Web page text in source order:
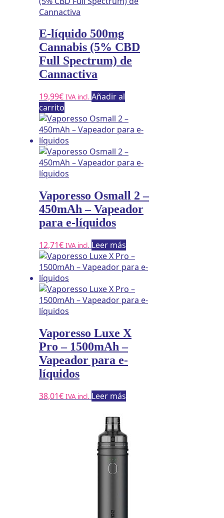
E-líquido 500mg
Cannabis (5% CBD
Full Spectrum) de
Cannactiva
19,99€ IVA incl. Añadir al
carrito
Vaporesso Osmall 2 –
450mAh – Vapeador
para e-líquidos
12,71€ IVA incl. Leer más
Vaporesso Luxe X
Pro – 1500mAh –
Vapeador para e-
líquidos
38,01€ IVA incl. Leer más